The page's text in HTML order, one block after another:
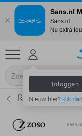
Inloggen
Nieuw hier? klik
Rino & Pelle
Sans.nl
Sans.nl
Nu extra